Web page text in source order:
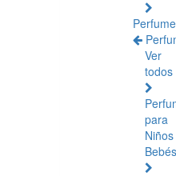
Ver
todos
para
Bebés